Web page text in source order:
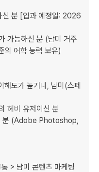
신 분 [입과 예정일: 2026
가능하신 분 (남미 거주
의 어학 능력 보유)
도가 높거나, 남미(스페
헤비 유저이신 분
분 (Adobe Photoshop,
> 남미 콘텐츠 마케팅